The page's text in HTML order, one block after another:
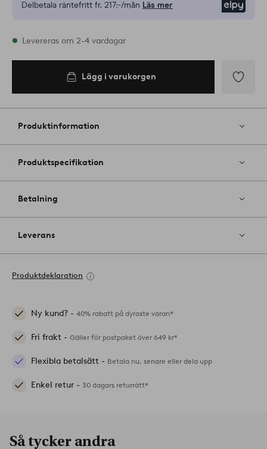
Delbetala räntefritt fr. 217:-/mån Läs mer
I lager
Levereras om 2-4 vardagar
Lägg i varukorgen
till
favoriter
Produktinformation
Produktspecifikation
Betalning
Leverans
Produktdeklaration
Ny kund? - 40% rabatt på dyraste varan*
Fri frakt - Gäller för postpaket över 649 kr*
Flexibla betalsätt - Betala nu, senare eller dela upp
Enkel retur - 30 dagars returrätt*
Så tycker andra